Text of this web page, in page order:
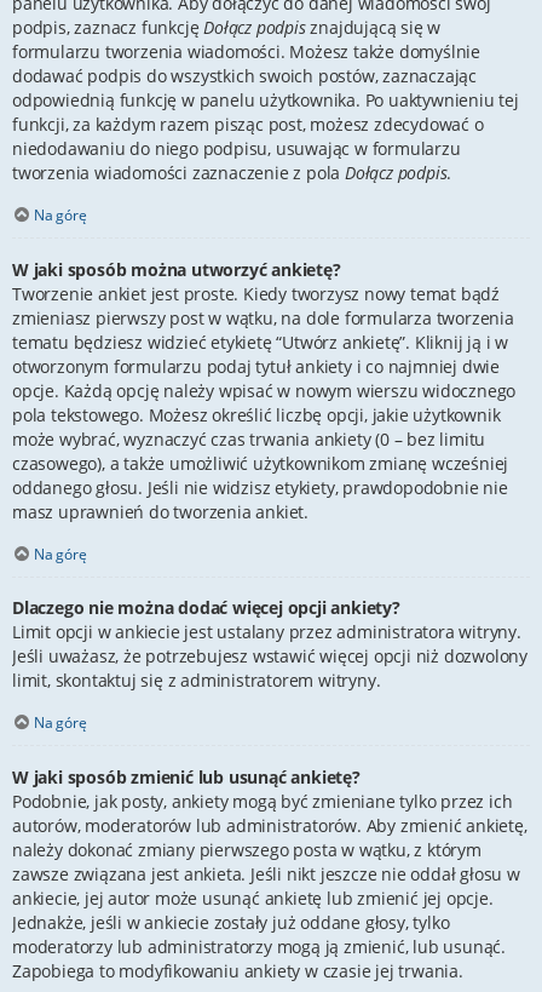
podpis, zaznacz funkcjęDołącz podpisznajdującą się w
formularzu tworzenia wiadomości. Możesz także domyślnie
dodawać podpis do wszystkich swoich postów, zaznaczając
odpowiednią funkcję w panelu użytkownika. Po uaktywnieniu tej
funkcji, za każdym razem pisząc post, możesz zdecydować o
niedodawaniu do niego podpisu, usuwając w formularzu
tworzenia wiadomości zaznaczenie z polaDołącz podpis.
Na górę
W jaki sposób można utworzyć ankietę?
Tworzenie ankiet jest proste. Kiedy tworzysz nowy temat bądź
zmieniasz pierwszy post w wątku, na dole formularza tworzenia
tematu będziesz widzieć etykietę “Utwórz ankietę”. Kliknij ją i w
otworzonym formularzu podaj tytuł ankiety i co najmniej dwie
opcje. Każdą opcję należy wpisać w nowym wierszu widocznego
pola tekstowego. Możesz określić liczbę opcji, jakie użytkownik
może wybrać, wyznaczyć czas trwania ankiety (0 – bez limitu
czasowego), a także umożliwić użytkownikom zmianę wcześniej
oddanego głosu. Jeśli nie widzisz etykiety, prawdopodobnie nie
masz uprawnień do tworzenia ankiet.
Na górę
Dlaczego nie można dodać więcej opcji ankiety?
Limit opcji w ankiecie jest ustalany przez administratora witryny.
Jeśli uważasz, że potrzebujesz wstawić więcej opcji niż dozwolony
limit, skontaktuj się z administratorem witryny.
Na górę
W jaki sposób zmienić lub usunąć ankietę?
Podobnie, jak posty, ankiety mogą być zmieniane tylko przez ich
autorów, moderatorów lub administratorów. Aby zmienić ankietę,
należy dokonać zmiany pierwszego posta w wątku, z którym
zawsze związana jest ankieta. Jeśli nikt jeszcze nie oddał głosu w
ankiecie, jej autor może usunąć ankietę lub zmienić jej opcje.
Jednakże, jeśli w ankiecie zostały już oddane głosy, tylko
moderatorzy lub administratorzy mogą ją zmienić, lub usunąć.
Zapobiega to modyfikowaniu ankiety w czasie jej trwania.